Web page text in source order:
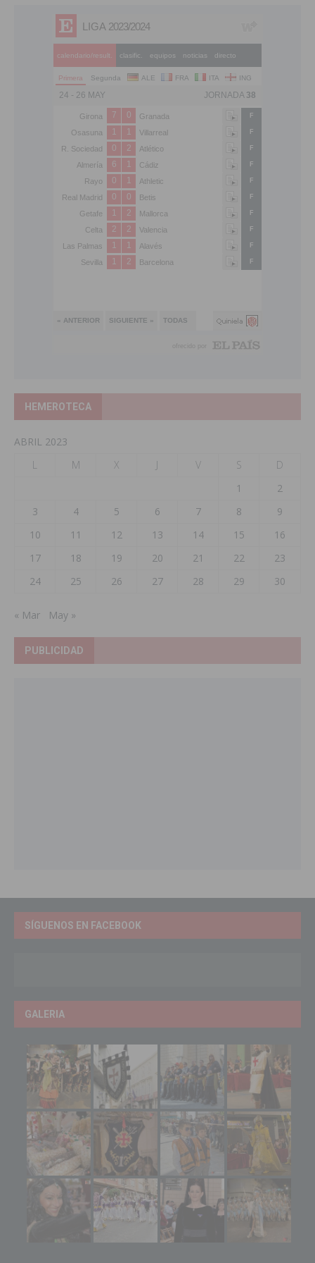
HEMEROTECA
ABRIL 2023
L
M X J V S
D
1
2
3
4 5 6 7 8
9
10
11 12 13 14 15
16
17
18 19 20 21 22
23
24
25 26 27 28 29 30
« Mar May »
PUBLICIDAD
SÍGUENOS EN FACEBOOK
GALERIA